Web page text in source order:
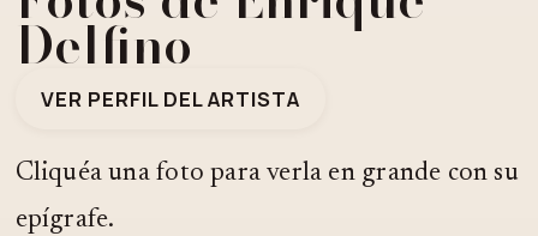
Delfino
VER PERFIL DEL ARTISTA
Cliquéa una foto para verla en grande con su
epígrafe.